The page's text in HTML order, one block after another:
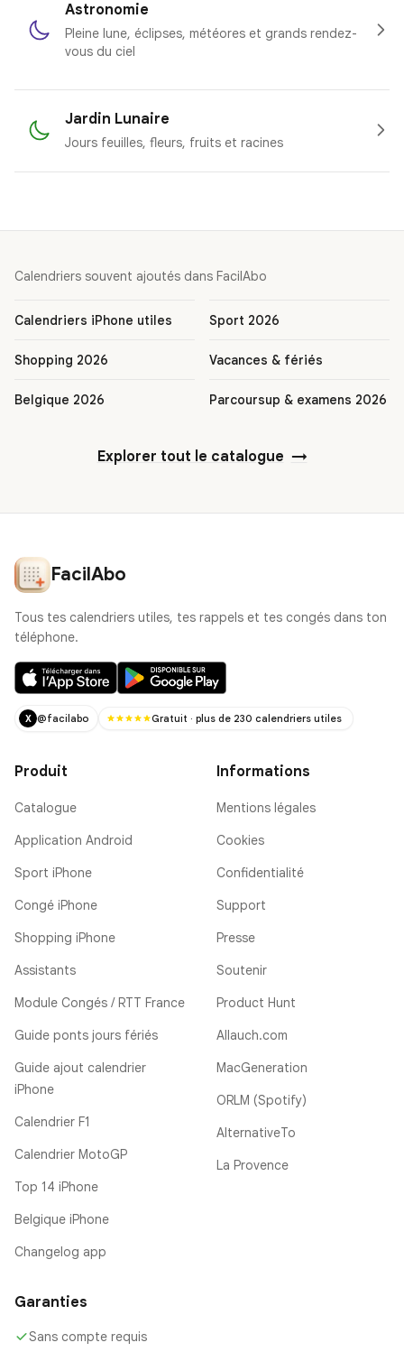
Astronomie
Pleine lune, éclipses, météores et grands rendez-
vous du ciel
Jardin Lunaire
Jours feuilles, fleurs, fruits et racines
Calendriers souvent ajoutés dans FacilAbo
Calendriers iPhone utiles Sport 2026
Shopping 2026 Vacances & fériés
Belgique 2026 Parcoursup & examens 2026
Explorer tout le catalogue →
FacilAbo
Tous tes calendriers utiles, tes rappels et tes congés dans ton
téléphone.
X @facilabo Gratuit · plus de 230 calendriers utiles
Produit
Catalogue
Application Android
Sport iPhone
Congé iPhone
Shopping iPhone
Assistants
Module Congés / RTT France
Guide ponts jours fériés
Guide ajout calendrier
iPhone
Calendrier F1
Calendrier MotoGP
Top 14 iPhone
Belgique iPhone
Changelog app
Informations
Mentions légales
Cookies
Confidentialité
Support
Presse
Soutenir
Product Hunt
Allauch.com
MacGeneration
ORLM (Spotify)
AlternativeTo
La Provence
Garanties
Sans compte requis